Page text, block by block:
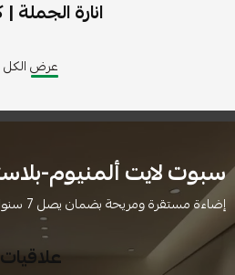
انارة الجملة
عرض الكل
سبوت لايت ألمنيوم-
إضاءة مستقرة ومريحة بضمان يصل 7 سنوات
علاقيات